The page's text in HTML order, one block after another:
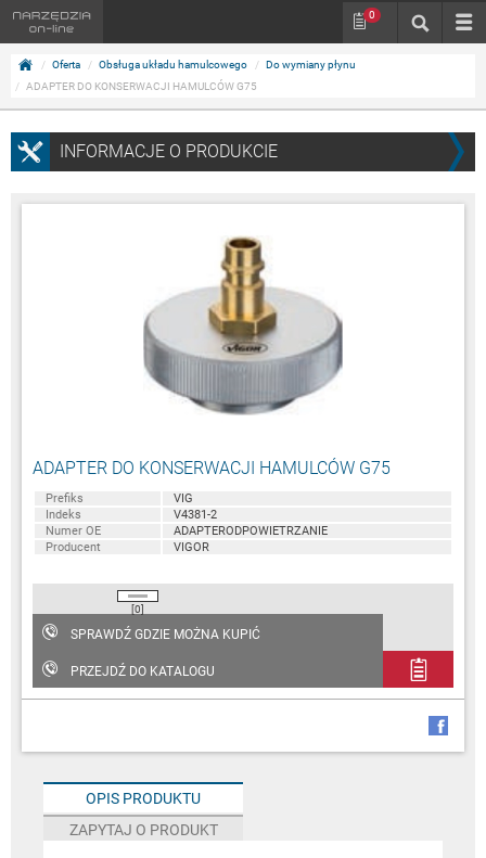
0
Oferta Obsługa układu hamulcowego
Do wymiany płynu
ADAPTER DO KONSERWACJI HAMULCÓW G75
INFORMACJE O PRODUKCIE
ADAPTER DO KONSERWACJI HAMULCÓW G75
Prefiks
VIG
Indeks
V4381-2
Numer OE
ADAPTERODPOWIETRZANIE
Producent
VIGOR
[0]
SPRAWDŹ GDZIE MOŻNA KUPIĆ
PRZEJDŹ DO KATALOGU
OPIS PRODUKTU
ZAPYTAJ O PRODUKT